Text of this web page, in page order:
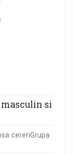
masculin si
cereriGrupa